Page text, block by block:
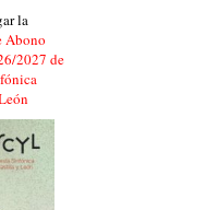
la
Abono
2027 de